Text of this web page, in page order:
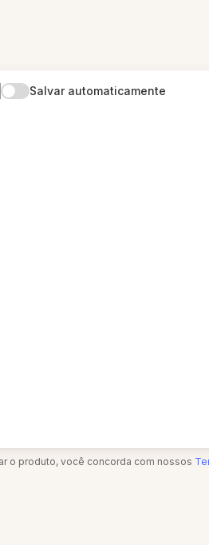
Salvar automaticamente
o produto, você concorda com nossos